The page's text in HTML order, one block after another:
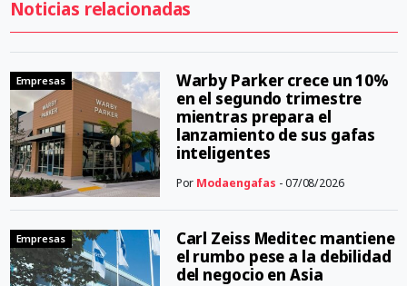
Noticias relacionadas
Empresas
Warby Parker crece un 10%
en el segundo trimestre
mientras prepara el
lanzamiento de sus gafas
inteligentes
Por Modaengafas - 07/08/2026
Empresas
Carl Zeiss Meditec mantiene
el rumbo pese a la debilidad
del negocio en Asia